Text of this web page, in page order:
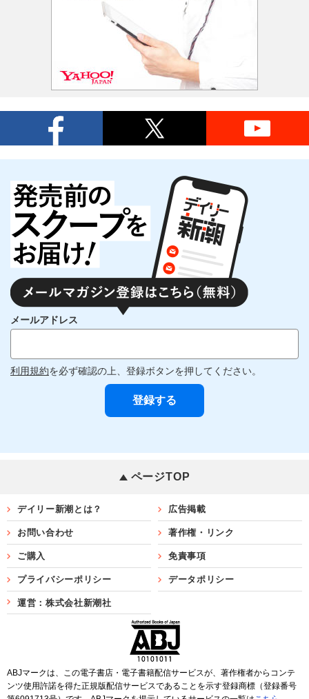
メールアドレス
利用規約を必ず確認の上、登録ボタンを押してください。
ページTOP
デイリー新潮とは？ 広告掲載
お問い合わせ 著作権・リンク
ご購入 免責事項
プライバシーポリシー データポリシー
運営：株式会社新潮社
ABJマークは、この電子書店・電子書籍配信サービスが、著作権者からコンテ
ンツ使用許諾を得た正規版配信サービスであることを示す登録商標（登録番号